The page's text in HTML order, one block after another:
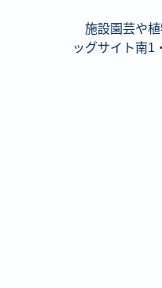
施設園芸や植
ッグサイト南1